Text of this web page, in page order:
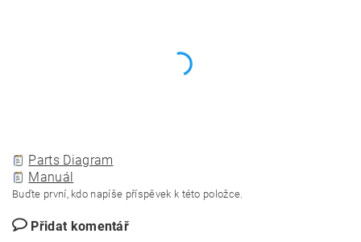
Parts Diagram
Manuál
Buďte první, kdo napíše příspěvek k této položce.
Přidat komentář